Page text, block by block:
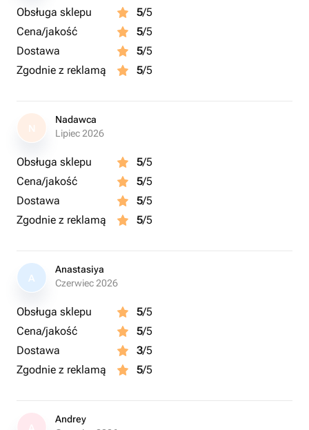
Obsługa sklepu 5/5
Cena/jakość
5/5
Dostawa
5/5
Zgodnie z reklamą
5/5
N
Nadawca
Lipiec 2026
Obsługa sklepu 5/5
Cena/jakość
5/5
Dostawa
5/5
Zgodnie z reklamą
5/5
A
Anastasiya
Czerwiec 2026
Obsługa sklepu 5/5
Cena/jakość
5/5
Dostawa
3/5
Zgodnie z reklamą
5/5
Andrey